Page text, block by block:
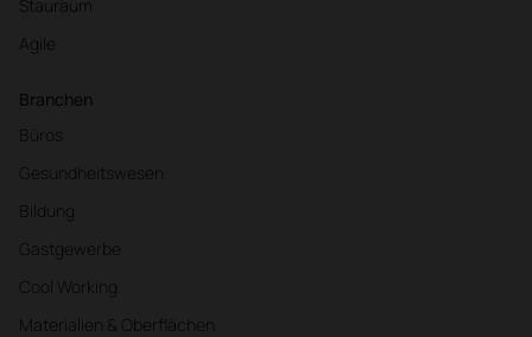
Stauraum
Agile
Branchen
Büros
Gesundheitswesen
Bildung
Gastgewerbe
Cool Working
Materialien & Oberflächen